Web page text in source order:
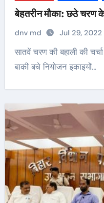
बेहतरीन मौका: छठे चरण
dnv md Jul 29, 2022
सातवें चरण की बहाली की चर्चा के बीच एक बार फिर छठे चरण की
बाकी बचे नियोजन इकाइयों…